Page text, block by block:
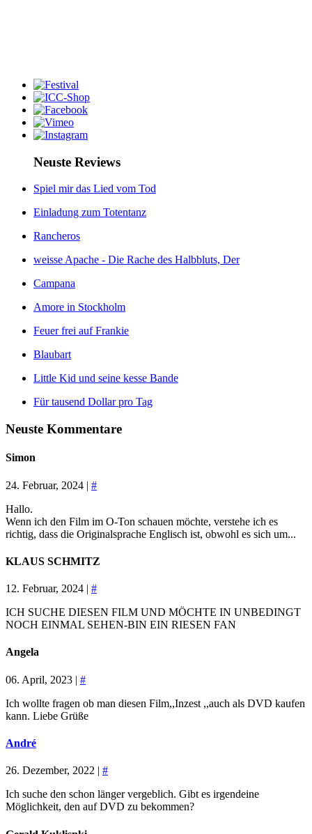
Neuste Reviews
Spiel mir das Lied vom Tod
Einladung zum Totentanz
Rancheros
weisse Apache - Die Rache des Halbbluts, Der
Campana
Amore in Stockholm
Feuer frei auf Frankie
Blaubart
Little Kid und seine kesse Bande
Für tausend Dollar pro Tag
Neuste Kommentare
Simon
24. Februar, 2024 | #
Hallo.
Wenn ich den Film im O-Ton schauen möchte, verstehe ich es
richtig, dass die Originalsprache Englisch ist, obwohl es sich um...
KLAUS SCHMITZ
12. Februar, 2024 | #
ICH SUCHE DIESEN FILM UND MÖCHTE IN UNBEDINGT
NOCH EINMAL SEHEN-BIN EIN RIESEN FAN
Angela
06. April, 2023 | #
Ich wollte fragen ob man diesen Film,,Inzest ,,auch als DVD kaufen
kann. Liebe Grüße
André
26. Dezember, 2022 | #
Ich suche den schon länger vergeblich. Gibt es irgendeine
Möglichkeit, den auf DVD zu bekommen?